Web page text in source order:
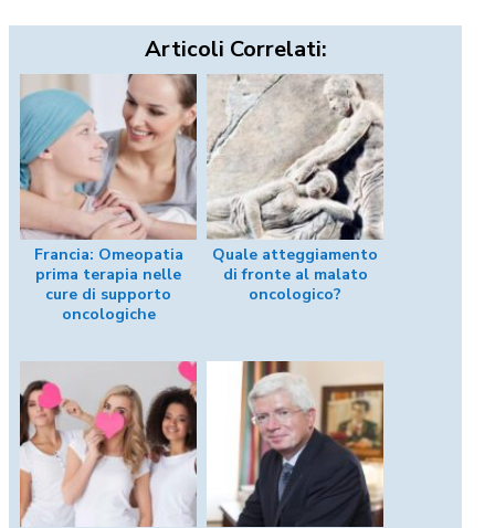
Articoli Correlati:
Francia: Omeopatia
prima terapia nelle
cure di supporto
oncologiche
Quale atteggiamento
di fronte al malato
oncologico?